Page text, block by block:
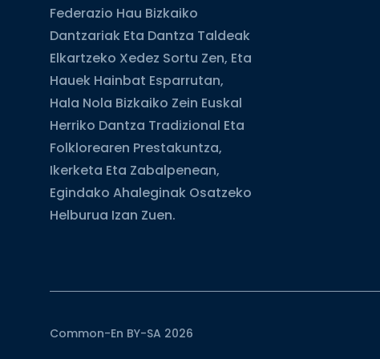
Federazio Hau Bizkaiko
Dantzariak Eta Dantza Taldeak
Elkartzeko Xedez Sortu Zen, Eta
Hauek Hainbat Esparrutan,
Hala Nola Bizkaiko Zein Euskal
Herriko Dantza Tradizional Eta
Folklorearen Prestakuntza,
Ikerketa Eta Zabalpenean,
Egindako Ahaleginak Osatzeko
Helburua Izan Zuen.
Common-En BY-SA 2026